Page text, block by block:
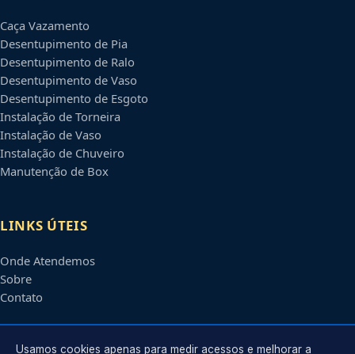
Caça Vazamento
Desentupimento de Pia
Desentupimento de Ralo
Desentupimento de Vaso
Desentupimento de Esgoto
Instalação de Torneira
Instalação de Vaso
Instalação de Chuveiro
Manutenção de Box
LINKS ÚTEIS
Onde Atendemos
Sobre
Contato
Usamos cookies apenas para medir acessos e melhorar a